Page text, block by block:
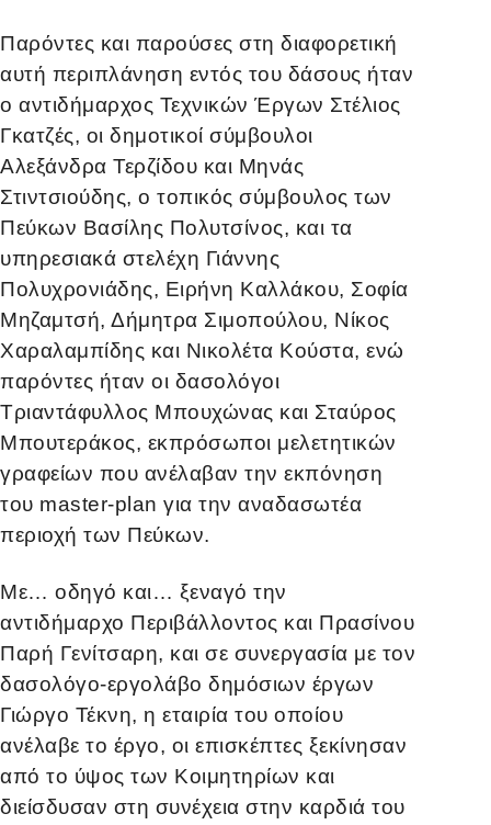
Παρόντες και παρούσες στη διαφορετική
αυτή περιπλάνηση εντός του δάσους ήταν
ο αντιδήμαρχος Τεχνικών Έργων Στέλιος
Γκατζές, οι δημοτικοί σύμβουλοι
Αλεξάνδρα Τερζίδου και Μηνάς
Στιντσιούδης, ο τοπικός σύμβουλος των
Πεύκων Βασίλης Πολυτσίνος, και τα
υπηρεσιακά στελέχη Γιάννης
Πολυχρονιάδης, Ειρήνη Καλλάκου, Σοφία
Μηζαμτσή, Δήμητρα Σιμοπούλου, Νίκος
Χαραλαμπίδης και Νικολέτα Κούστα, ενώ
παρόντες ήταν οι δασολόγοι
Τριαντάφυλλος Μπουχώνας και Σταύρος
Μπουτεράκος, εκπρόσωποι μελετητικών
γραφείων που ανέλαβαν την εκπόνηση
του master-plan για την αναδασωτέα
περιοχή των Πεύκων.
Με… οδηγό και… ξεναγό την
αντιδήμαρχο Περιβάλλοντος και Πρασίνου
Παρή Γενίτσαρη, και σε συνεργασία με τον
δασολόγο-εργολάβο δημόσιων έργων
Γιώργο Τέκνη, η εταιρία του οποίου
ανέλαβε το έργο, οι επισκέπτες ξεκίνησαν
από το ύψος των Κοιμητηρίων και
διείσδυσαν στη συνέχεια στην καρδιά του